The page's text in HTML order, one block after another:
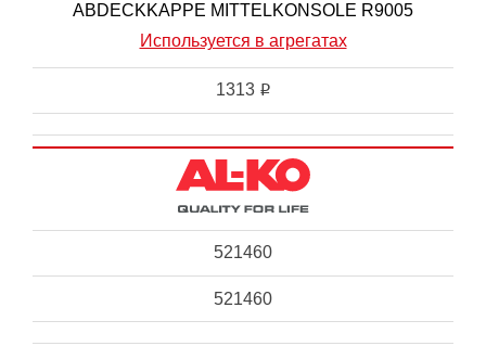
ABDECKKAPPE MITTELKONSOLE R9005
Используется в агрегатах
1313 i
521460
521460